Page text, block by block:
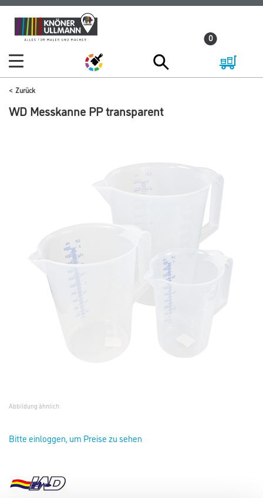
Zum
Inhalt
Zum
Navigationsmenü
0
Zurück
WD Messkanne PP transparent
Abbildung ähnlich
Bitte einloggen, um Preise zu sehen